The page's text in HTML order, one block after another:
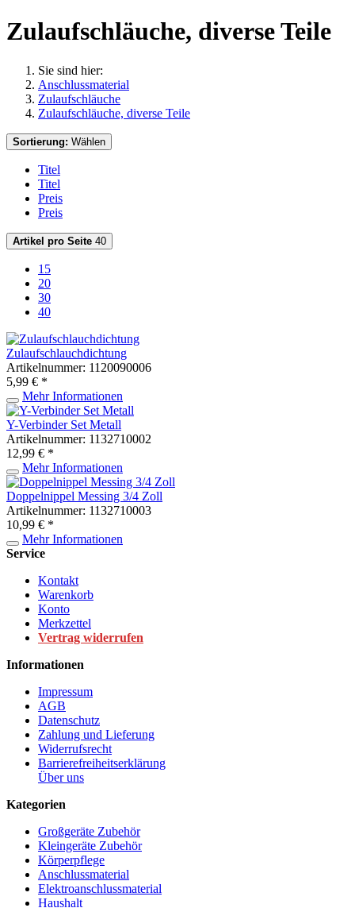
Zulaufschläuche, diverse Teile
Sie sind hier:
Anschlussmaterial
Zulaufschläuche
Zulaufschläuche, diverse Teile
Sortierung: Wählen
Titel
Titel
Preis
Preis
Artikel pro Seite 40
15
20
30
40
Zulaufschlauchdichtung
Artikelnummer: 1120090006
5,99 € *
Mehr Informationen
Y-Verbinder Set Metall
Artikelnummer: 1132710002
12,99 € *
Mehr Informationen
Doppelnippel Messing 3/4 Zoll
Artikelnummer: 1132710003
10,99 € *
Mehr Informationen
Service
Kontakt
Warenkorb
Konto
Merkzettel
Vertrag widerrufen
Informationen
Impressum
AGB
Datenschutz
Zahlung und Lieferung
Widerrufsrecht
Barrierefreiheitserklärung
Über uns
Kategorien
Großgeräte Zubehör
Kleingeräte Zubehör
Körperpflege
Anschlussmaterial
Elektroanschlussmaterial
Haushalt